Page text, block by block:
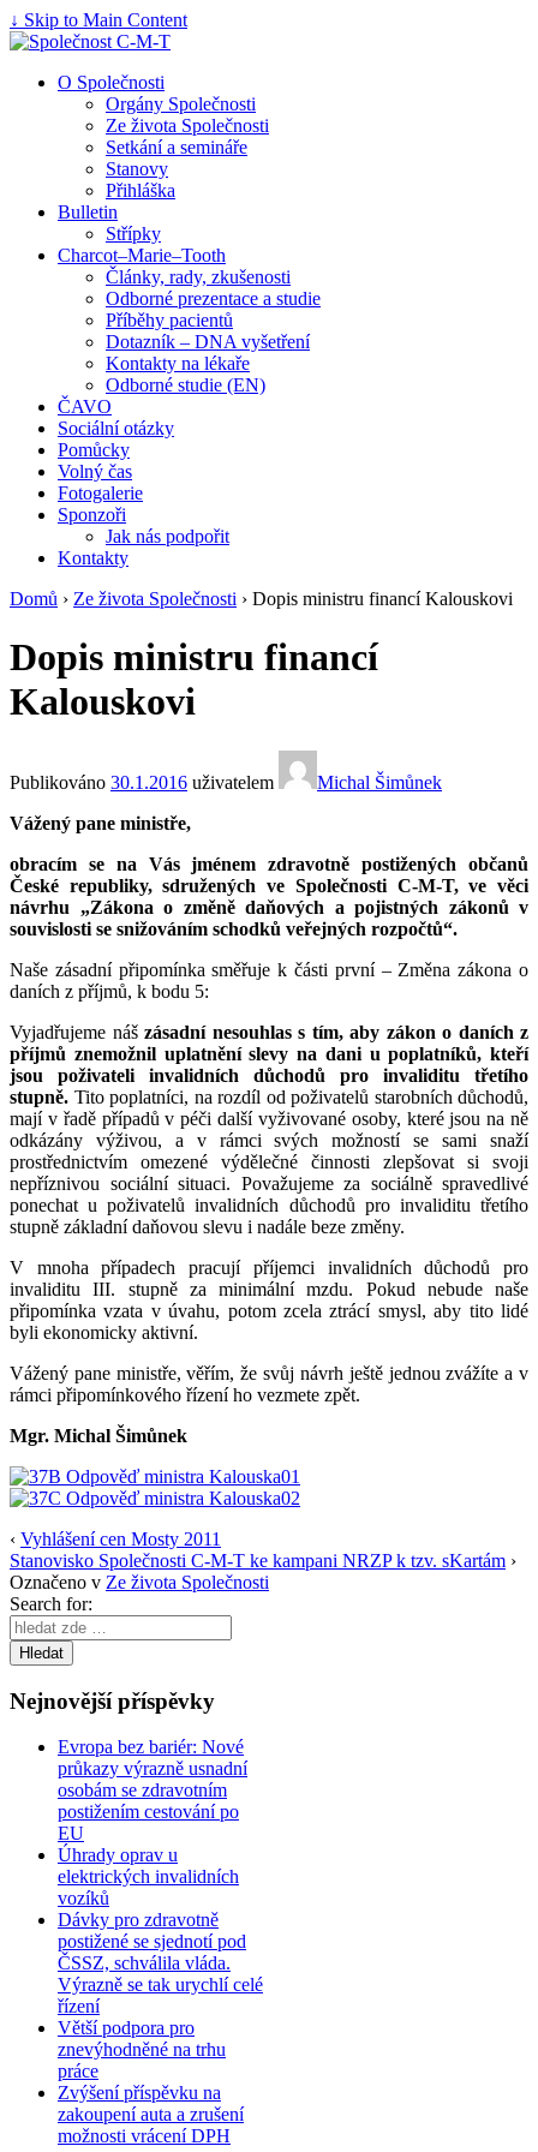
↓ Skip to Main Content
O Společnosti
Orgány Společnosti
Ze života Společnosti
Setkání a semináře
Stanovy
Přihláška
Bulletin
Střípky
Charcot–Marie–Tooth
Články, rady, zkušenosti
Odborné prezentace a studie
Příběhy pacientů
Dotazník – DNA vyšetření
Kontakty na lékaře
Odborné studie (EN)
ČAVO
Sociální otázky
Pomůcky
Volný čas
Fotogalerie
Sponzoři
Jak nás podpořit
Kontakty
Domů › Ze života Společnosti › Dopis ministru financí Kalouskovi
Dopis ministru financí
Kalouskovi
Publikováno 30.1.2016 uživatelem
Michal Šimůnek
Vážený pane ministře,
obracím se na Vás jménem zdravotně postižených občanů
České republiky, sdružených ve Společnosti C-M-T, ve věci
návrhu „Zákona o změně daňových a pojistných zákonů v
souvislosti se snižováním schodků veřejných rozpočtů“.
Naše zásadní připomínka směřuje k části první – Změna zákona o
daních z příjmů, k bodu 5:
Vyjadřujeme náš zásadní nesouhlas s tím, aby zákon o daních z
příjmů znemožnil uplatnění slevy na dani u poplatníků, kteří
jsou poživateli invalidních důchodů pro invaliditu třetího
stupně. Tito poplatníci, na rozdíl od poživatelů starobních důchodů,
mají v řadě případů v péči další vyživované osoby, které jsou na ně
odkázány výživou, a v rámci svých možností se sami snaží
prostřednictvím omezené výdělečné činnosti zlepšovat si svoji
nepříznivou sociální situaci. Považujeme za sociálně spravedlivé
ponechat u poživatelů invalidních důchodů pro invaliditu třetího
stupně základní daňovou slevu i nadále beze změny.
V mnoha případech pracují příjemci invalidních důchodů pro
invaliditu III. stupně za minimální mzdu. Pokud nebude naše
připomínka vzata v úvahu, potom zcela ztrácí smysl, aby tito lidé
byli ekonomicky aktivní.
Vážený pane ministře, věřím, že svůj návrh ještě jednou zvážíte a v
rámci připomínkového řízení ho vezmete zpět.
Mgr. Michal Šimůnek
‹ Vyhlášení cen Mosty 2011
Stanovisko Společnosti C-M-T ke kampani NRZP k tzv. sKartám ›
Označeno v Ze života Společnosti
Search for:
Nejnovější příspěvky
Evropa bez bariér: Nové
průkazy výrazně usnadní
osobám se zdravotním
postižením cestování po
EU
Úhrady oprav u
elektrických invalidních
vozíků
Dávky pro zdravotně
postižené se sjednotí pod
ČSSZ, schválila vláda.
Výrazně se tak urychlí celé
řízení
Větší podpora pro
znevýhodněné na trhu
práce
Zvýšení příspěvku na
zakoupení auta a zrušení
možnosti vrácení DPH